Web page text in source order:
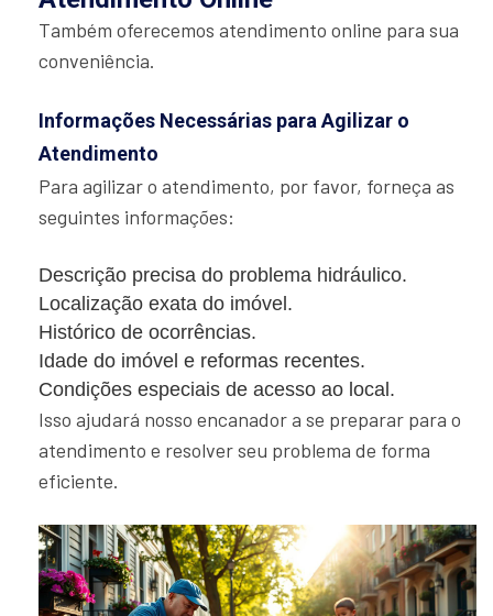
Também oferecemos atendimento online para sua
conveniência.
Informações Necessárias para Agilizar o
Atendimento
Para agilizar o atendimento, por favor, forneça as
seguintes informações:
Descrição precisa do problema hidráulico.
Localização exata do imóvel.
Histórico de ocorrências.
Idade do imóvel e reformas recentes.
Condições especiais de acesso ao local.
Isso ajudará nosso encanador a se preparar para o
atendimento e resolver seu problema de forma
eficiente.